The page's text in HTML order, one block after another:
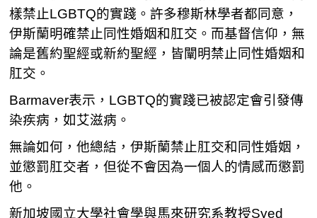
樣禁止LGBTQ的實踐。許多穆斯林學者都同意，
伊斯蘭明確禁止同性婚姻和肛交。而基督信仰，無
論是舊約聖經或新約聖經，皆闡明禁止同性婚姻和
肛交。
Barmaver表示，LGBTQ的實踐已被認定會引發傳
染疾病，如艾滋病。
無論如何，他總結，伊斯蘭禁止肛交和同性婚姻，
並懲罰肛交者，但從不會因為一個人的情感而懲罰
他。
新加坡國立大學社會學與馬來研究系教授Syed